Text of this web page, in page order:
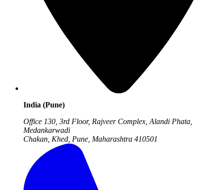
India (Pune)
Office 130, 3rd Floor, Rajveer Complex, Alandi Phata,
Medankarwadi
Chakan, Khed, Pune, Maharashtra 410501